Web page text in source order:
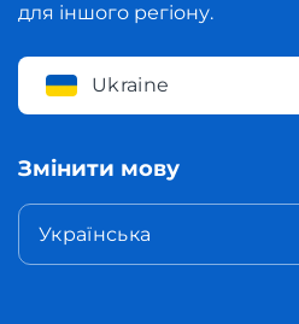
для іншого регіону.
Ukraine
Змінити мову
Українська